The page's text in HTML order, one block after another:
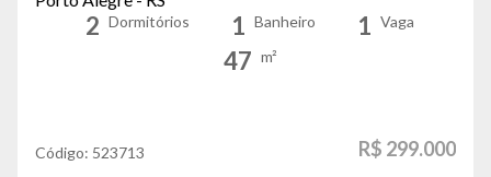
2 Dormitórios 1 Banheiro 1 Vaga
47 m²
Código: 523713 R$ 299.000